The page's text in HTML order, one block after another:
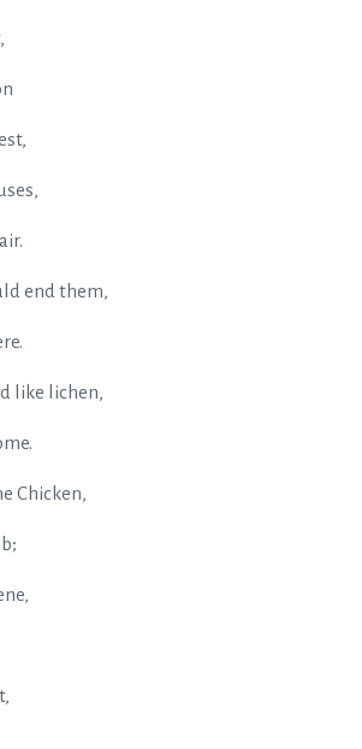
end them,
like lichen,
Chicken,